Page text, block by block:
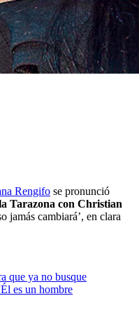
Rengifo se pronunció
Tarazona con Christian
jamás cambiará’, en clara